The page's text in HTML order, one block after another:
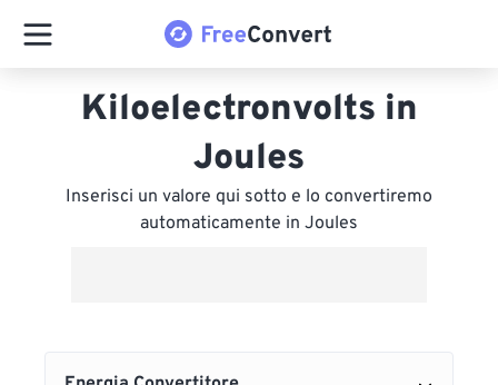
Kiloelectronvolts in
Joules
Inserisci un valore qui sotto e lo convertiremo
automaticamente in Joules